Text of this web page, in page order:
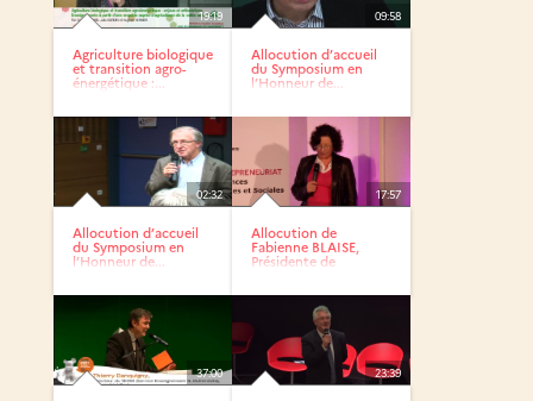
19:19
Agriculture biologique
et transition agro-
énergétique :...
09:58
Allocution d’accueil
du Symposium en
l’Honneur de...
02:32
Allocution d’accueil
du Symposium en
l’Honneur de...
17:57
Allocution de
Fabienne BLAISE,
Présidente de
37:00 23:39